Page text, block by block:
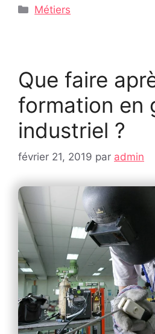
Catégories
Métiers
Que faire
formation en
industriel ?
février 21, 2019 par admin